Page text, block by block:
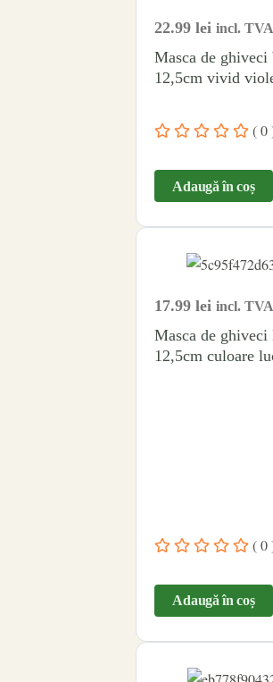
22.99lei incl. TVA
Masca de
12,5cm vivid
( 0
Adaugă în coș
17.99lei incl. TVA
Masca de
12,5cm culoare
( 0
Adaugă în coș